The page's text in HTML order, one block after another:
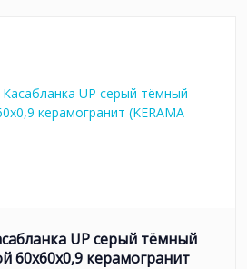
UP серый тёмный
60x60x0,9 керамогранит